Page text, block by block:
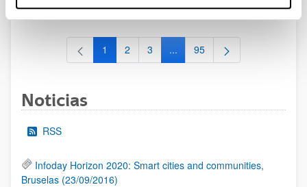
Página
1 Página
2 Página
3 ...Páginas intermedias Use TAB
Página
95
Noticias
RSS
Infoday Horizon 2020: Smart cities and communities,
Bruselas (23/09/2016)